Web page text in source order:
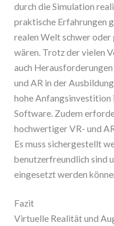
durch die Simulation
praktische Erfahrungen
realen Welt schwer oder
wären. Trotz der vielen
auch
und AR in der
hohe Anfangsinvestition
Software. Zudem
hochwertiger VR- und
Es muss sichergestellt
benutzerfreundlich sind
eingesetzt werden
Fazit
Virtuelle Realität und